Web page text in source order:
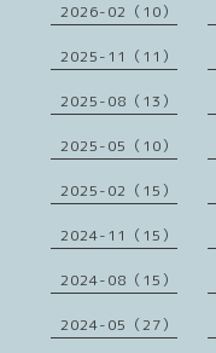
2026-02（10）
2025-11（11）
2025-08（13）
2025-05（10）
2025-02（15）
2024-11（15）
2024-08（15）
2024-05（27）